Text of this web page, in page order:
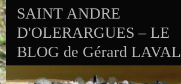
SAINT ANDRE
D'OLERARGUES – LE
BLOG de Gérard LAVAL